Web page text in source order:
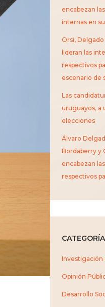
encabezan
internas en
Orsi,
lideran las
respectivos
escenario de
Las
uruguayos, a
elecciones
Álvaro
Bordaberry y
encabezan
respectivos
Investigación
Opinión
Desarrollo